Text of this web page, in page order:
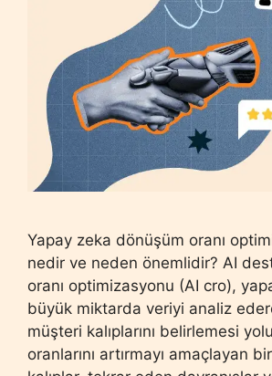
Yapay zeka dönüşüm oranı
nedir ve neden önemlidir? AI
oranı optimizasyonu (AI cro),
büyük miktarda veriyi analiz
müşteri kalıplarını belirlemesi
oranlarını artırmayı amaçlayan